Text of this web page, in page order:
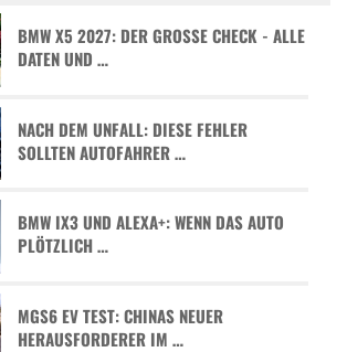
BMW X5 2027: DER GROSSE CHECK - ALLE D
ATEN UND …
NACH DEM UNFALL: DIESE FEHLER
SOLLTEN AUTOFAHRER …
BMW IX3 UND ALEXA+: WENN DAS AUTO
PLÖTZLICH …
MGS6 EV TEST: CHINAS NEUER
HERAUSFORDERER IM …